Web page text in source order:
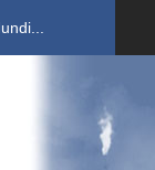
ко...